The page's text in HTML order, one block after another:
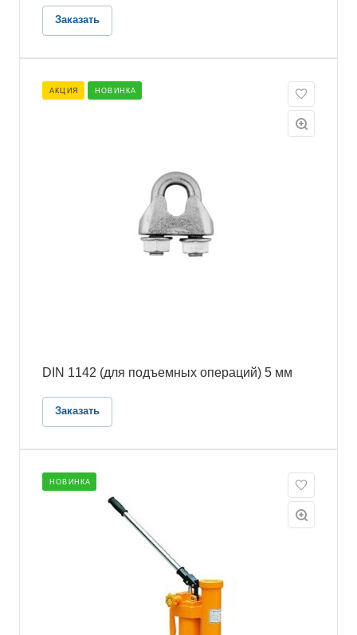
Заказать
АКЦИЯ НОВИНКА
DIN 1142 (для подъемных операций) 5 мм
Заказать
НОВИНКА